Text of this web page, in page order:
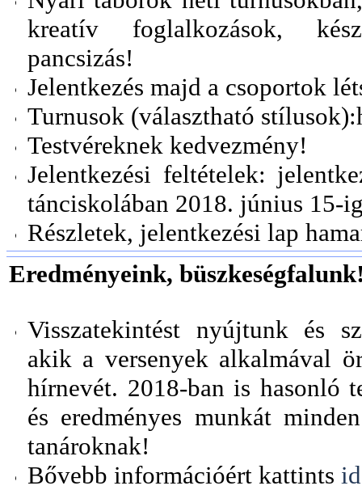
kreatív foglalkozások,
pancsizás!
Jelentkezés majd a csoportok
Turnusok (választható
Testvéreknek kedvezmény!
Jelentkezési feltételek:
tánciskolában 2018. június 15-
Részletek, jelentkezési lap
Eredményeink,
Visszatekintést nyújtunk és
akik a versenyek alkalmával
hírnevét. 2018-ban is hasonló
és eredményes munkát
tanároknak!
Bővebb információért kattints